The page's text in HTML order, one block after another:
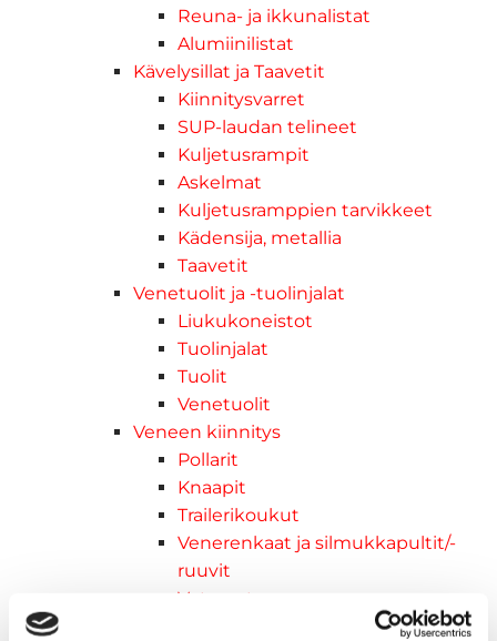
Reuna- ja ikkunalistat
Alumiinilistat
Kävelysillat ja Taavetit
Kiinnitysvarret
SUP-laudan telineet
Kuljetusrampit
Askelmat
Kuljetusramppien tarvikkeet
Kädensija, metallia
Taavetit
Venetuolit ja -tuolinjalat
Liukukoneistot
Tuolinjalat
Tuolit
Venetuolit
Veneen kiinnitys
Pollarit
Knaapit
Trailerikoukut
Venerenkaat ja silmukkapultit/-
ruuvit
Vetourat